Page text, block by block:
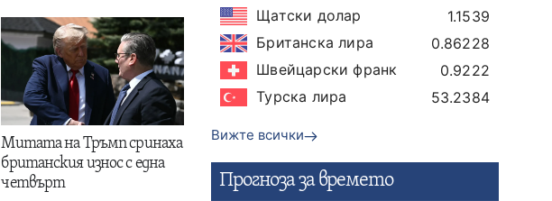
Митата на Тръмп сринаха
британския износ с една
четвърт
Щатски долар
1.1539
Британска лира
0.86228
Швейцарски франк
0.9222
Турска лира
53.2384
Вижте всички
Прогнозa за времето